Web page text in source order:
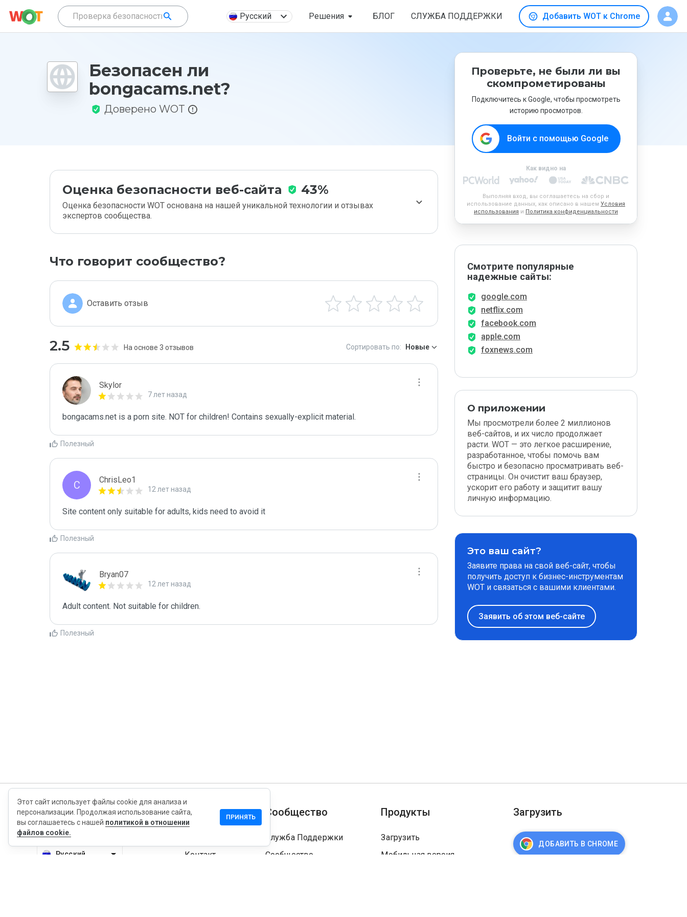
Русский Решения БЛОГ СЛУЖБА ПОДДЕРЖКИ Добавить WOT к Chrome
Безопасен ли
bongacams.net?
Доверено WOT
Оценка безопасности веб-сайта 43%
Оценка безопасности WOT основана на нашей уникальной технологии и отзывах
экспертов сообщества.
Что говорит сообщество?
Оставить отзыв
2.5 На основе 3 отзывов Сортировать по: Новые
Skylor
7 лет назад
bongacams.net is a porn site. NOT for children! Contains sexually-explicit material.
Полезный
C ChrisLeo1
12 лет назад
Site content only suitable for adults, kids need to avoid it
Полезный
Bryan07
12 лет назад
Adult content. Not suitable for children.
Полезный
Проверьте, не были ли вы
скомпрометированы
Подключитесь к Google, чтобы просмотреть
историю просмотров.
Войти с помощью Google
Как видно на
Выполняя вход, вы соглашаетесь на сбор и
использование данных, как описано в нашем Условия
использования и Политика конфиденциальности
Смотрите популярные
надежные сайты:
google.com
netflix.com
facebook.com
apple.com
foxnews.com
О приложении
Мы просмотрели более 2 миллионов
веб-сайтов, и их число продолжает
расти. WOT — это легкое расширение,
разработанное, чтобы помочь вам
быстро и безопасно просматривать веб-
страницы. Он очистит ваш браузер,
ускорит его работу и защитит вашу
личную информацию.
Это ваш сайт?
Заявите права на свой веб-сайт, чтобы
получить доступ к бизнес-инструментам
WOT и связаться с вашими клиентами.
Заявить об этом веб-сайте
Русский
MyWOT
Контакт
Сообщество
Служба Поддержки
Сообщество
Продукты
Загрузить
Мобильная версия
Загрузить
ДОБАВИТЬ В CHROME
Этот сайт использует файлы cookie для анализа и
персонализации. Продолжая использование сайта,
вы соглашаетесь с нашей политикой в отношении
файлов cookie.
ПРИНЯТЬ